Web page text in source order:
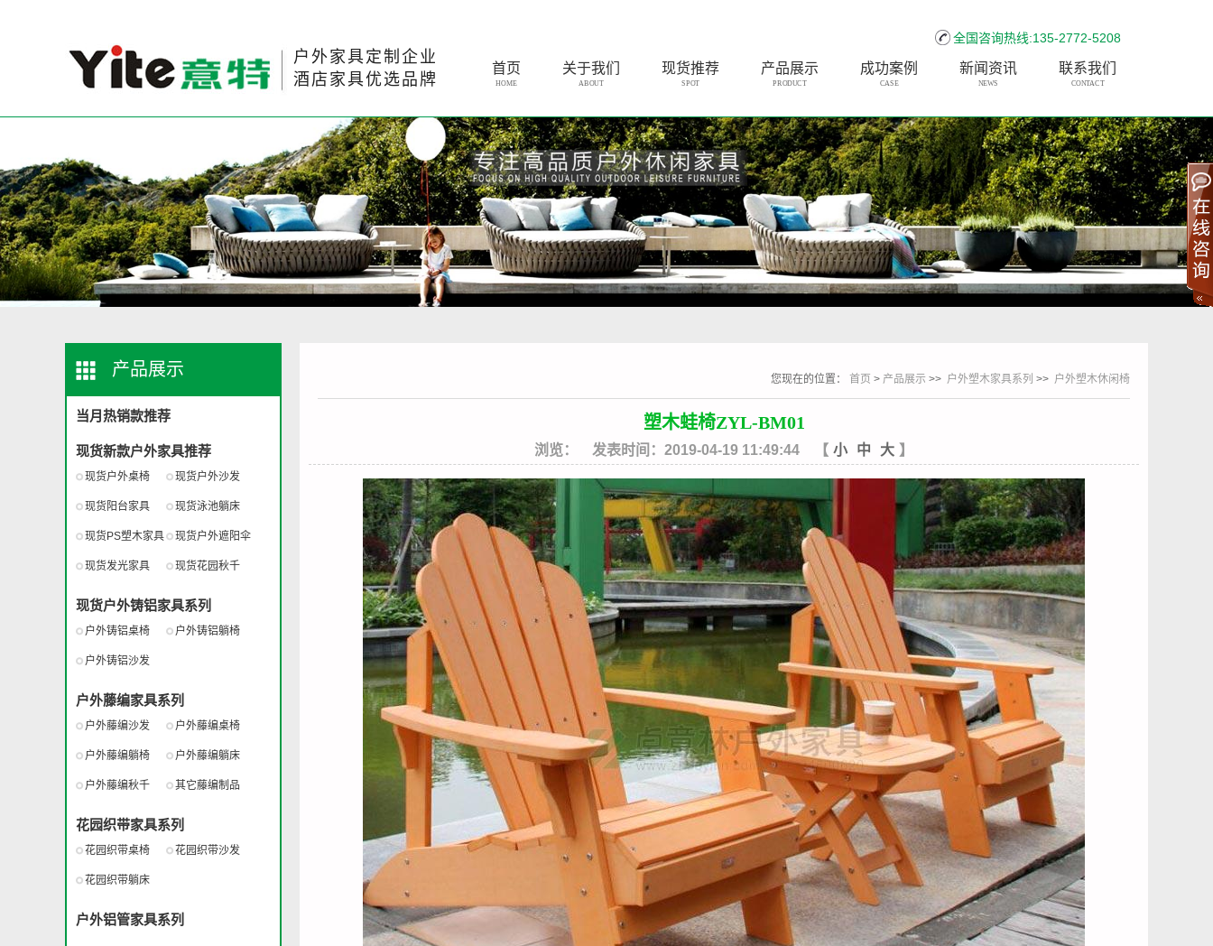
户外家具定制企业
酒店家具优选品牌
全国咨询热线:135-2772-5208
首页
HOME
关于我们
ABOUT
现货推荐
SPOT
产品展示
PRODUCT
成功案例
CASE
新闻资讯
NEWS
联系我们
CONTACT
产品展示
当月热销款推荐
现货新款户外家具推荐
现货户外桌椅 现货户外沙发
现货阳台家具 现货泳池躺床
现货PS塑木家具 现货户外遮阳伞
现货发光家具 现货花园秋千
现货户外铸铝家具系列
户外铸铝桌椅 户外铸铝躺椅
户外铸铝沙发
户外藤编家具系列
户外藤编沙发 户外藤编桌椅
户外藤编躺椅 户外藤编躺床
户外藤编秋千 其它藤编制品
花园织带家具系列
花园织带桌椅 花园织带沙发
花园织带躺床
户外铝管家具系列
您现在的位置： 首页 > 产品展示 >> 户外塑木家具系列 >> 户外塑木休闲椅
塑木蛙椅ZYL-BM01
浏览： 发表时间：2019-04-19 11:49:44 【 小 中 大 】